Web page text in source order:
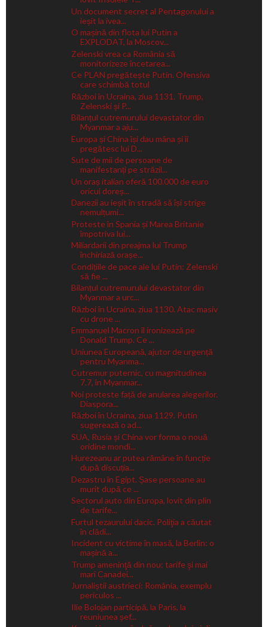
Un document secret al Pentagonului a
ieșit la ivea...
O mașină din flota lui Putin a
EXPLODAT, la Moscov...
Zelenski vrea ca România să
monitorizeze încetarea...
Ce PLAN pregătește Putin. Ofensiva
care schimbă totul
Război în Ucraina, ziua 1131. Trump,
Zelenski și P...
Bilanțul cutremurului devastator din
Myanmar a aju...
Europa și China își dau mâna și îi
pregătesc lui D...
Sute de mii de persoane de
manifestanți pe străzil...
Un oraș italian oferă 100.000 de euro
oricui doreș...
Danezii au ieșit în stradă să își strige
nemulțumi...
Proteste în Spania și Marea Britanie
împotriva lui...
Miliardarii din preajma lui Trump
închiriază orașe...
Condițiile de pace ale lui Putin: Zelenski
să fie ...
Bilanțul cutremurului devastator din
Myanmar a urc...
Război în Ucraina, ziua 1130. Atac masiv
cu drone ...
Emmanuel Macron îl ironizează pe
Donald Trump. Ce ...
Uniunea Europeană, ajutor de urgență
pentru Myanma...
Cutremur puternic, cu magnitudinea
7.7, în Myanmar...
Noi proteste față de anularea alegerilor.
Diaspora...
Război în Ucraina, ziua 1129. Putin
sugerează o ad...
SUA, Rusia și China vor forma o nouă
oridine mondi...
Hurezeanu ar putea rămâne în funcție
după discuția...
Dezastru în Egipt. Șase persoane au
murit după ce ...
Sectorul auto din Europa, lovit din plin
de tarife...
Furtul tezaurului dacic. Poliţia a căutat
în clădi...
Incident cu victime în masă, la Berlin: o
mașină a...
Trump ameninţă din nou: tarife şi mai
mari Canadei...
Jurnaliștii austrieci: România, exemplu
periculos ...
Ilie Bolojan participă, la Paris, la
reuniunea șef...